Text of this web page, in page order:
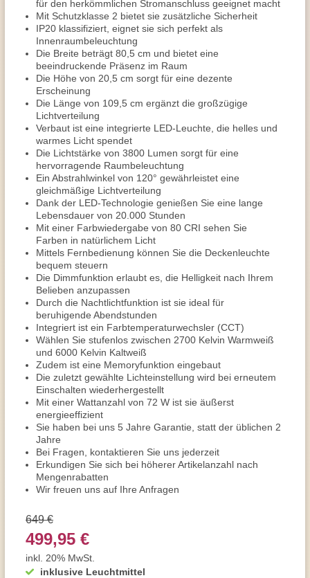
für den herkömmlichen Stromanschluss geeignet macht
Mit Schutzklasse 2 bietet sie zusätzliche Sicherheit
IP20 klassifiziert, eignet sie sich perfekt als
Innenraumbeleuchtung
Die Breite beträgt 80,5 cm und bietet eine
beeindruckende Präsenz im Raum
Die Höhe von 20,5 cm sorgt für eine dezente
Erscheinung
Die Länge von 109,5 cm ergänzt die großzügige
Lichtverteilung
Verbaut ist eine integrierte LED-Leuchte, die helles und
warmes Licht spendet
Die Lichtstärke von 3800 Lumen sorgt für eine
hervorragende Raumbeleuchtung
Ein Abstrahlwinkel von 120° gewährleistet eine
gleichmäßige Lichtverteilung
Dank der LED-Technologie genießen Sie eine lange
Lebensdauer von 20.000 Stunden
Mit einer Farbwiedergabe von 80 CRI sehen Sie
Farben in natürlichem Licht
Mittels Fernbedienung können Sie die Deckenleuchte
bequem steuern
Die Dimmfunktion erlaubt es, die Helligkeit nach Ihrem
Belieben anzupassen
Durch die Nachtlichtfunktion ist sie ideal für
beruhigende Abendstunden
Integriert ist ein Farbtemperaturwechsler (CCT)
Wählen Sie stufenlos zwischen 2700 Kelvin Warmweiß
und 6000 Kelvin Kaltweiß
Zudem ist eine Memoryfunktion eingebaut
Die zuletzt gewählte Lichteinstellung wird bei erneutem
Einschalten wiederhergestellt
Mit einer Wattanzahl von 72 W ist sie äußerst
energieeffizient
Sie haben bei uns 5 Jahre Garantie, statt der üblichen 2
Jahre
Bei Fragen, kontaktieren Sie uns jederzeit
Erkundigen Sie sich bei höherer Artikelanzahl nach
Mengenrabatten
Wir freuen uns auf Ihre Anfragen
inklusive Leuchtmittel
649 €
499,95 €
inkl. 20% MwSt.